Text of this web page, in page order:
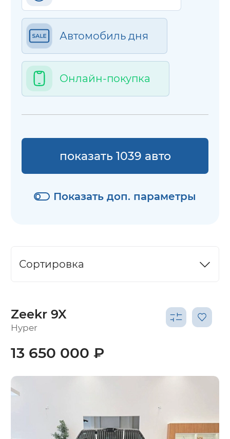
Автомобиль дня
Онлайн-покупка
Показать доп. параметры
показать 1039 авто
Сортировка
Zeekr 9X
Hyper
13 650 000 ₽